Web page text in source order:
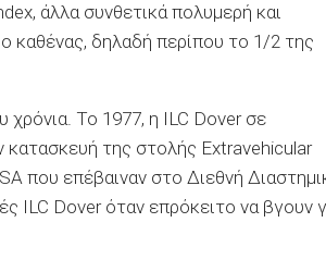
άλλα συνθετικά πολυμερή και
καθένας, δηλαδή περίπου το 1/2 της
χρόνια. Το 1977, η ILC Dover σε
κατασκευή της στολής Extravehicular
που επέβαιναν στο Διεθνή
ILC Dover όταν επρόκειτο να βγουν